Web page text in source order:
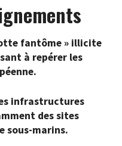
fantôme » illicite
à repérer les
infrastructures
des sites
sous-marins.